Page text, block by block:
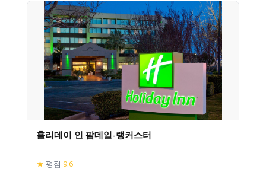
홀리데이 인 팜데일-랭커스터
★ 평점 9.6